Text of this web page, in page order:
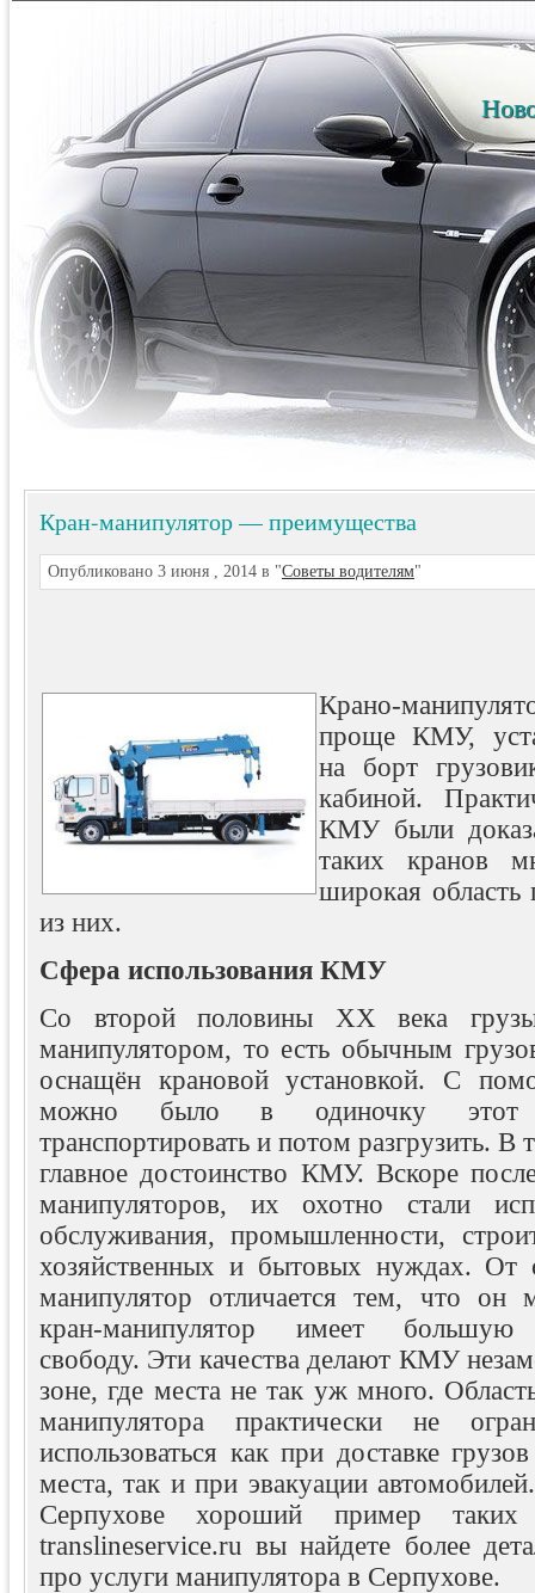
Кран-манипулятор — преимущества
Опубликовано 3 июня , 2014 в "Советы водителям"
Крано-
проще КМУ,
на борт
кабиной.
КМУ были
таких кранов
широкая
из них.
Сфера использования КМУ
Со второй половины XX века грузы
манипулятором, то есть обычным
оснащён крановой установкой. С
можно было в одиночку этот
транспортировать и потом разгрузить. В
главное достоинство КМУ. Вскоре
манипуляторов, их охотно стали
обслуживания, промышленности,
хозяйственных и бытовых нуждах. От
манипулятор отличается тем, что он
кран-манипулятор имеет большую
свободу. Эти качества делают КМУ
зоне, где места не так уж много.
манипулятора практически не
использоваться как при доставке
места, так и при эвакуации
Серпухове хороший пример
translineservice.ru вы найдете более
про услуги манипулятора в Серпухове.